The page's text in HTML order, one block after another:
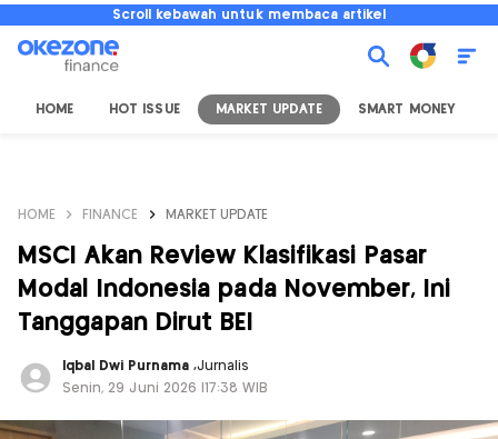
Scroll kebawah untuk membaca artikel
HOME HOT ISSUE MARKET UPDATE SMART MONEY
HOME FINANCE MARKET UPDATE
MSCI Akan Review Klasifikasi Pasar
Modal Indonesia pada November, Ini
Tanggapan Dirut BEI
Iqbal Dwi Purnama ,Jurnalis
Senin, 29 Juni 2026 |17:38 WIB